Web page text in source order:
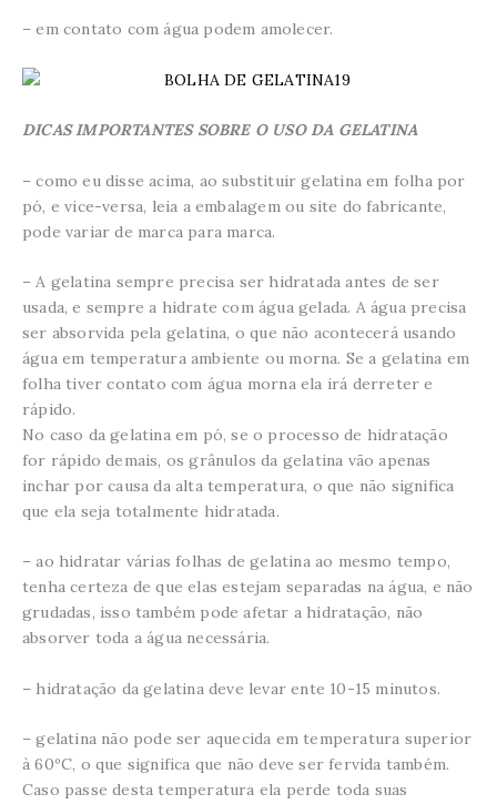
– em contato com água podem amolecer.
DICAS IMPORTANTES SOBRE O USO DA GELATINA
– como eu disse acima, ao substituir gelatina em folha por
pó, e vice-versa, leia a embalagem ou site do fabricante,
pode variar de marca para marca.
– A gelatina sempre precisa ser hidratada antes de ser
usada, e sempre a hidrate com água gelada. A água precisa
ser absorvida pela gelatina, o que não acontecerá usando
água em temperatura ambiente ou morna. Se a gelatina em
folha tiver contato com água morna ela irá derreter e
rápido.
No caso da gelatina em pó, se o processo de hidratação
for rápido demais, os grânulos da gelatina vão apenas
inchar por causa da alta temperatura, o que não significa
que ela seja totalmente hidratada.
– ao hidratar várias folhas de gelatina ao mesmo tempo,
tenha certeza de que elas estejam separadas na água, e não
grudadas, isso também pode afetar a hidratação, não
absorver toda a água necessária.
– hidratação da gelatina deve levar ente 10-15 minutos.
– gelatina não pode ser aquecida em temperatura superior
à 60ºC, o que significa que não deve ser fervida também.
Caso passe desta temperatura ela perde toda suas